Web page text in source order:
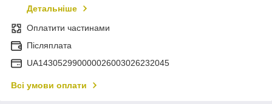
Детальніше
Оплатити частинами
Післяплата
UA143052990000026003026232045
Всі умови оплати